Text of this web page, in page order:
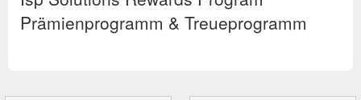
Prämienprogramm & Treueprogramm